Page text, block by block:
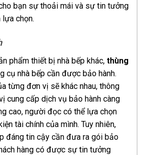
bạn sự thoải mái và sự tin tưởng
chọn.
phẩm thiết bị nhà bếp khác, thùng
cụ nhà bếp cần được bảo hành.
từng đơn vị sẽ khác nhau, thông
cung cấp dịch vụ bảo hành càng
cao, người đọc có thể lựa chọn
tài chính của mình. Tuy nhiên,
đáng tin cậy cần đưa ra gói bảo
hàng có được sự tin tưởng